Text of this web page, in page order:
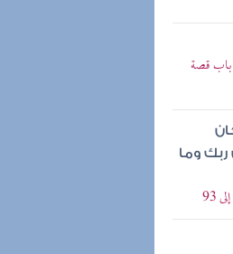
باب قصة
ربك وما